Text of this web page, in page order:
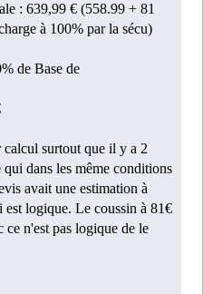
: 639,99 € (558.99 + 81
à 100% par la sécu)
de Base de
calcul surtout que il y a 2
dans les même conditions
avait une estimation à
logique. Le coussin à 81€
ce n'est pas logique de le